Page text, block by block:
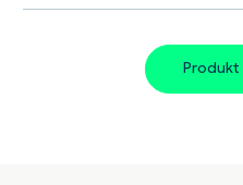
Produkt